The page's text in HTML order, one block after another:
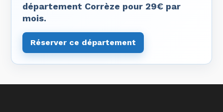
département Corrèze pour 29€ par
mois.
Réserver ce département